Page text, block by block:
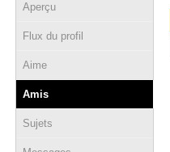
Aperçu
Flux du profil
Aime
Amis
Sujets